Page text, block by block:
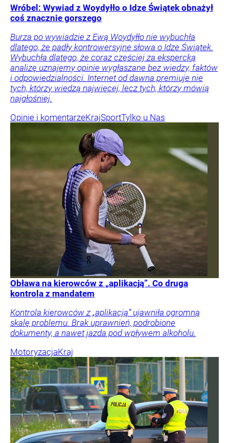
Wróbel: Wywiad z Woydyłło o Idze Świątek obnażył
coś znacznie gorszego
Burza po wywiadzie z Ewą Woydyłło nie wybuchła
dlatego, że padły kontrowersyjne słowa o Idze Świątek.
Wybuchła dlatego, że coraz częściej za ekspercką
analizę uznajemy opinie wygłaszane bez wiedzy, faktów
i odpowiedzialności. Internet od dawna premiuje nie
tych, którzy wiedzą najwięcej, lecz tych, którzy mówią
najgłośniej.
Opinie i komentarzeKrajSportTylko u Nas
Obława na kierowców z „aplikacją”. Co druga
kontrola z mandatem
Kontrola kierowców z „aplikacją” ujawniła ogromną
skalę problemu. Brak uprawnień, podrobione
dokumenty, a nawet jazda pod wpływem alkoholu.
MotoryzacjaKraj